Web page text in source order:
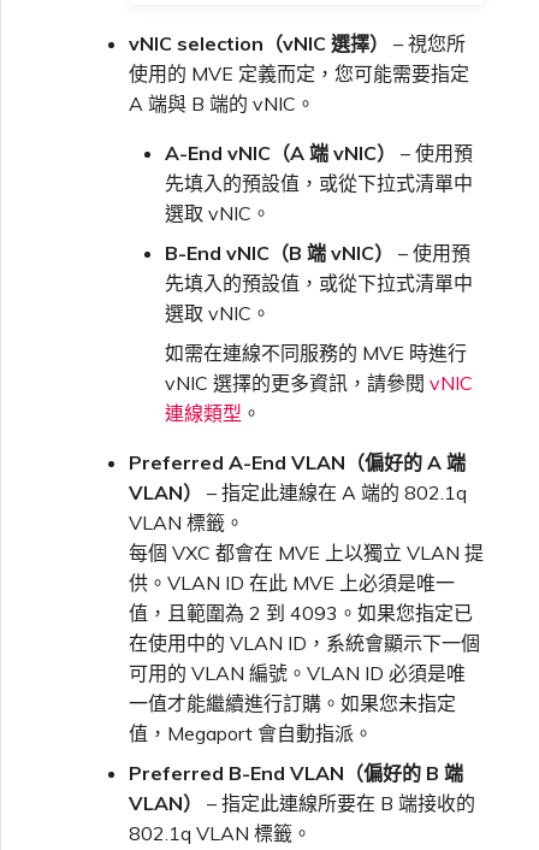
vNIC selection（vNIC 選擇）
– 視您所
使用的 MVE 定義而定，您可能需要指定
A 端與 B 端的 vNIC。
A-End vNIC（A 端 vNIC）
– 使用預
先填入的預設值，或從下拉式清單中
選取 vNIC。
B-End vNIC（B 端 vNIC）
– 使用預
先填入的預設值，或從下拉式清單中
選取 vNIC。
如需在連線不同服務的 MVE 時進行
vNIC 選擇的更多資訊，請參閱 vNIC
連線類型 。
Preferred A-End VLAN（偏好的 A 端
VLAN）
– 指定此連線在 A 端的 802.1q
VLAN 標籤。
每個 VXC 都會在 MVE 上以獨立 VLAN 提
供。VLAN ID 在此 MVE 上必須是唯一
值，且範圍為 2 到 4093。如果您指定已
在使用中的 VLAN ID，系統會顯示下一個
可用的 VLAN 編號。VLAN ID 必須是唯
一值才能繼續進行訂購。如果您未指定
值，Megaport 會自動指派。
Preferred B-End VLAN（偏好的 B 端
VLAN）
– 指定此連線所要在 B 端接收的
802.1q VLAN 標籤。